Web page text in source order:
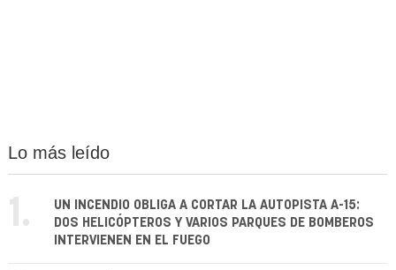
Lo más leído
1.
UN INCENDIO OBLIGA A CORTAR LA AUTOPISTA A-15:
DOS HELICÓPTEROS Y VARIOS PARQUES DE BOMBEROS
INTERVIENEN EN EL FUEGO